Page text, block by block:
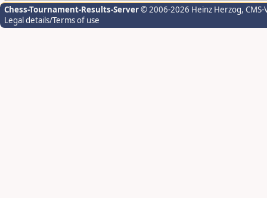
Chess-Tournament-Results-Server© 2006-2026 Heinz Herzog,
Legal details/Terms of use